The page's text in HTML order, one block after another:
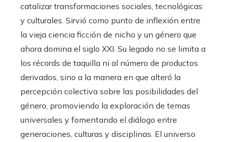
catalizar transformaciones sociales, tecnológicas
y culturales. Sirvió como punto de inflexión entre
la vieja ciencia ficción de nicho y un género que
ahora domina el siglo XXI. Su legado no se limita a
los récords de taquilla ni al número de productos
derivados, sino a la manera en que alteró la
percepción colectiva sobre las posibilidades del
género, promoviendo la exploración de temas
universales y fomentando el diálogo entre
generaciones, culturas y disciplinas. El universo